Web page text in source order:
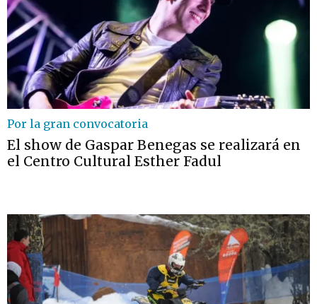
Por la gran convocatoria
El show de Gaspar Benegas se realizará en
el Centro Cultural Esther Fadul